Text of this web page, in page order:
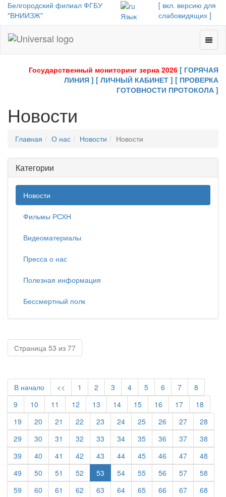
Белгородский филиал ФГБУ
"ВНИИЗЖ"
Язык
[ вкл. версию для
слабовидящих ]
-
Toggle
Государственный мониторинг зерна 2026 [ ГОРЯЧАЯ
ЛИНИЯ ] [ ЛИЧНЫЙ КАБИНЕТ ] [ ПРОВЕРКА
ГОТОВНОСТИ ПРОТОКОЛА ]
Новости
Главная О нас Новости Новости
Категории
Новости
Фильмы РСХН
Видеоматериалы
Пресса о нас
Полезная информация
Бессмертный полк
Страница 53 из 77
В начало << 1 2 3 4 5 6 7
8
9
10 11 12 13 14 15 16 17
18
19
20 21 22 23 24 25 26 27
28
29
30 31 32 33 34 35 36 37
38
39
40 41 42 43 44 45 46 47
48
49
50 51 52 53 54 55 56 57
58
59
60 61 62 63 64 65 66 67
68